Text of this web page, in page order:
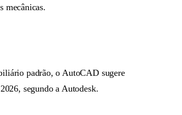
mecânicas.
padrão, o AutoCAD sugere
segundo a Autodesk.